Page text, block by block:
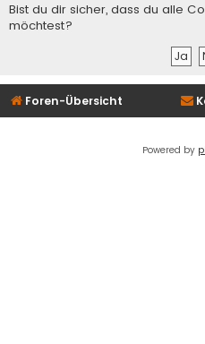
Bist du dir sicher, dass du alle
möchtest?
Foren-Übersicht
Powered by